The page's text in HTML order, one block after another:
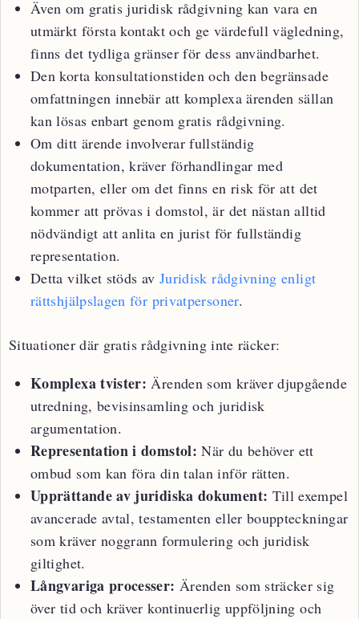
Även om gratis juridisk rådgivning kan vara en
utmärkt första kontakt och ge värdefull vägledning,
finns det tydliga gränser för dess användbarhet.
Den korta konsultationstiden och den begränsade
omfattningen innebär att komplexa ärenden sällan
kan lösas enbart genom gratis rådgivning.
Om ditt ärende involverar fullständig
dokumentation, kräver förhandlingar med
motparten, eller om det finns en risk för att det
kommer att prövas i domstol, är det nästan alltid
nödvändigt att anlita en jurist för fullständig
representation.
Detta vilket stöds av Juridisk rådgivning enligt
rättshjälpslagen för privatpersoner.
Situationer där gratis rådgivning inte räcker:
Komplexa tvister: Ärenden som kräver djupgående
utredning, bevisinsamling och juridisk
argumentation.
Representation i domstol: När du behöver ett
ombud som kan föra din talan inför rätten.
Upprättande av juridiska dokument: Till exempel
avancerade avtal, testamenten eller bouppteckningar
som kräver noggrann formulering och juridisk
giltighet.
Långvariga processer: Ärenden som sträcker sig
över tid och kräver kontinuerlig uppföljning och